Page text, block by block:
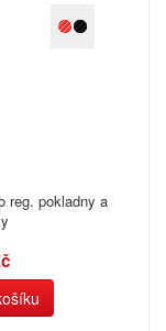
reg. pokladny a